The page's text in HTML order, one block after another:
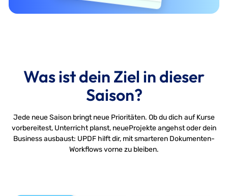
Was ist dein Ziel in dieser
Saison?
Jede neue Saison bringt neue Prioritäten. Ob du dich auf Kurse
vorbereitest, Unterricht planst, neueProjekte angehst oder dein
Business ausbaust: UPDF hilft dir, mit smarteren Dokumenten-
Workflows vorne zu bleiben.